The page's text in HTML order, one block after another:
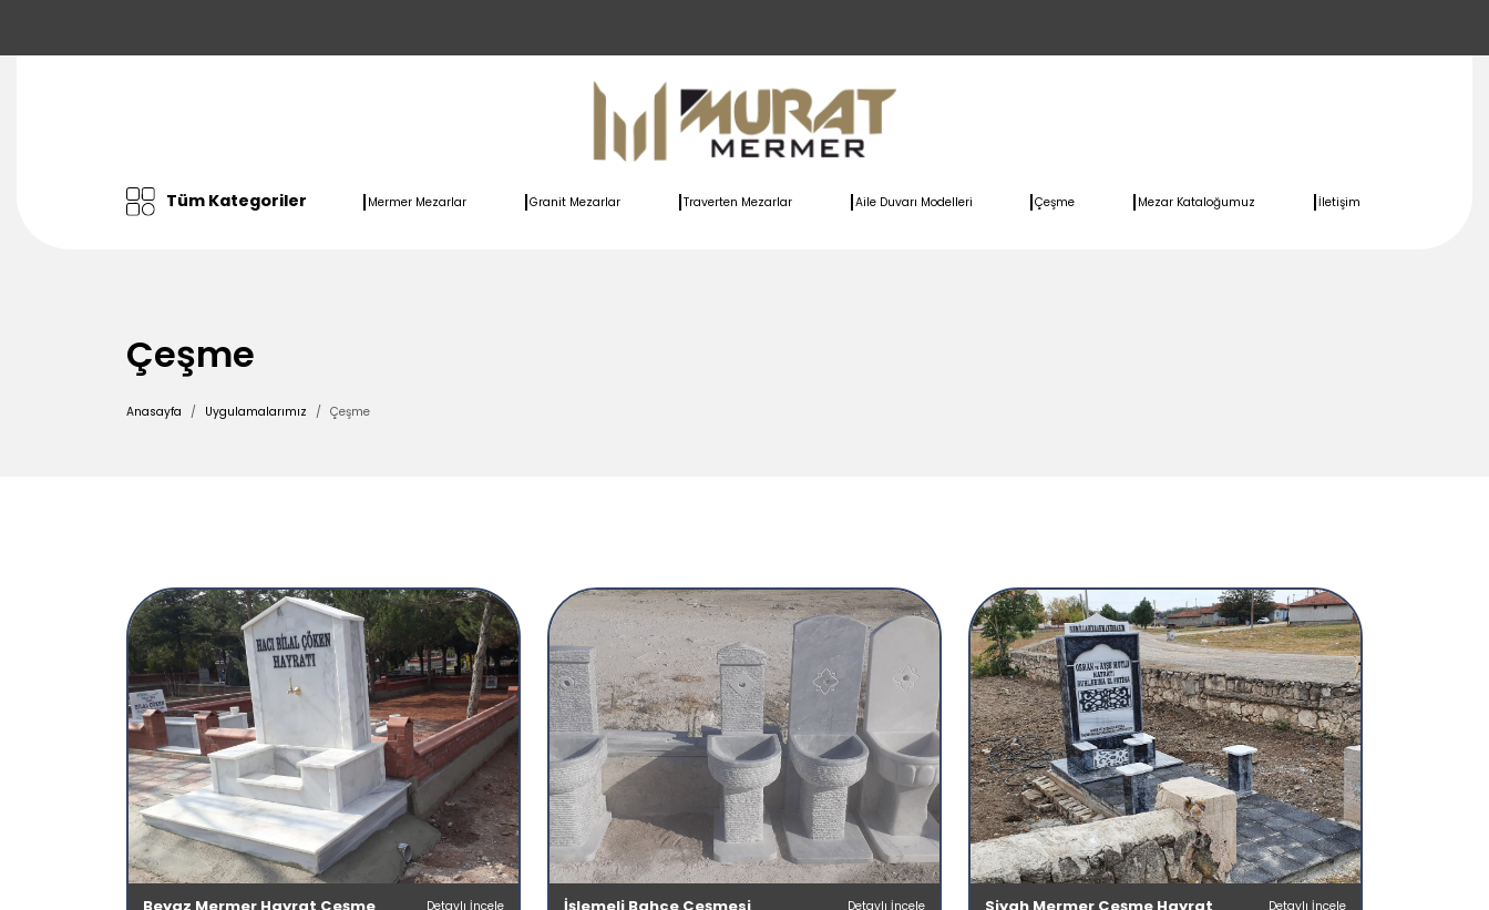
Tüm Kategoriler Mermer Mezarlar Granit Mezarlar Traverten Mezarlar Aile Duvarı Modelleri Çeşme Mezar Kataloğumuz İletişim
Çeşme
Anasayfa Uygulamalarımız Çeşme
Detaylı İncele Detaylı İncele Detaylı İncele